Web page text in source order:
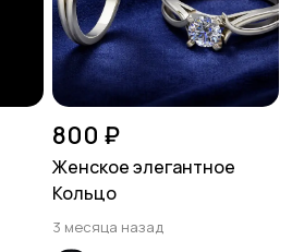
800 ₽
Женское элегантное
Кольцо
3 месяца назад